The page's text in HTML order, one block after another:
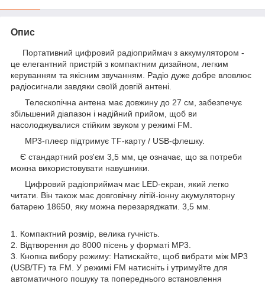
Опис
Портативний цифровий радіоприймач з аккумулятором -
це елегантний пристрій з компактним дизайном, легким
керуванням та якісним звучанням. Радіо дуже добре вловлює
радіосигнали завдяки своїй довгій антені.
Телескопічна антена має довжину до 27 см, забезпечує
збільшений діапазон і надійний прийом, щоб ви
насолоджувалися стійким звуком у режимі FM.
MP3-плеєр підтримує TF-карту / USB-флешку.
Є стандартний роз'єм 3,5 мм, це означає, що за потреби
можна використовувати навушники.
Цифровий радіоприймач має LED-екран, який легко
читати. Він також має довговічну літій-іонну акумуляторну
батарею 18650, яку можна перезаряджати. 3,5 мм.
1. Компактний розмір, велика гучність.
2. Відтворення до 8000 пісень у форматі МР3.
3. Кнопка вибору режиму: Натискайте, щоб вибрати між MP3
(USB/TF) та FM. У режимі FM натисніть і утримуйте для
автоматичного пошуку та попереднього встановлення